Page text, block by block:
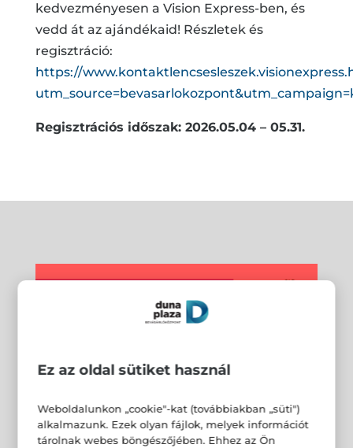
kedvezményesen a Vision Express-ben, és
vedd át az ajándékaid! Részletek és
regisztráció:
https://
Regisztrációs időszak: 2026.05.04 – 05.31.
Ez az oldal sütiket használ
Weboldalunkon „cookie"-kat (továbbiakban „süti")
alkalmazunk. Ezek olyan fájlok, melyek információt
tárolnak webes böngészőjében. Ehhez az Ön